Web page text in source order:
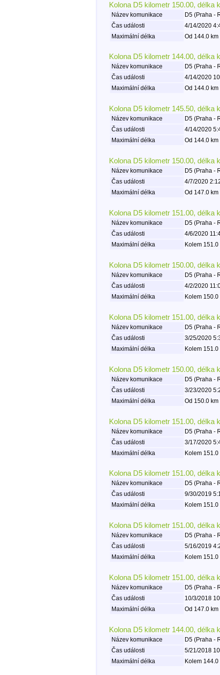
Kolona D5 kilometr 150.00, délka
Název komunikace
D5 (Praha -
Čas události
4/14/2020
Maximální délka
Od 144.0
Kolona D5 kilometr 144.00, délka
Název komunikace
D5 (Praha -
Čas události
4/14/2020
Maximální délka
Od 144.0
Kolona D5 kilometr 145.50, délka
Název komunikace
D5 (Praha -
Čas události
4/14/2020
Maximální délka
Od 144.0
Kolona D5 kilometr 150.00, délka
Název komunikace
D5 (Praha -
Čas události
4/7/2020
Maximální délka
Od 147.0
Kolona D5 kilometr 151.00, délka
Název komunikace
D5 (Praha -
Čas události
4/6/2020
Maximální délka
Kolem
Kolona D5 kilometr 150.00, délka
Název komunikace
D5 (Praha -
Čas události
4/2/2020
Maximální délka
Kolem
Kolona D5 kilometr 151.00, délka
Název komunikace
D5 (Praha -
Čas události
3/25/2020
Maximální délka
Kolem
Kolona D5 kilometr 150.00, délka
Název komunikace
D5 (Praha -
Čas události
3/23/2020
Maximální délka
Od 150.0
Kolona D5 kilometr 151.00, délka
Název komunikace
D5 (Praha -
Čas události
3/17/2020
Maximální délka
Kolem
Kolona D5 kilometr 151.00, délka
Název komunikace
D5 (Praha -
Čas události
9/30/2019
Maximální délka
Kolem
Kolona D5 kilometr 151.00, délka
Název komunikace
D5 (Praha -
Čas události
5/16/2019
Maximální délka
Kolem
Kolona D5 kilometr 151.00, délka
Název komunikace
D5 (Praha -
Čas události
10/3/2018
Maximální délka
Od 147.0
Kolona D5 kilometr 144.00, délka
Název komunikace
D5 (Praha -
Čas události
5/21/2018
Maximální délka
Kolem